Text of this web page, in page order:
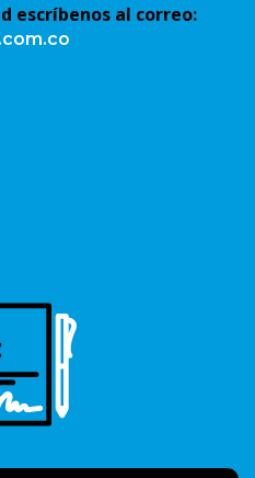
escríbenos al correo: